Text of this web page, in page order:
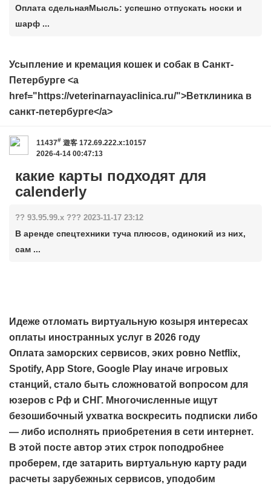
Оплата сдельнаяМысль: успешно отпускать носки и
шарф ...
Усыпление и кремация кошек и собак в Санкт-
Петербурге <a
href="https://veterinarnayaclinica.ru/">Ветклиника в
санкт-петербурге</a>
11437# 遊客 172.69.222.x:10157
2026-4-14 00:47:13
какие карты подходят для
calenderly
?? 93.95.99.x ??? 2023-11-17 23:12
В аренде спецтехники туча плюсов, одинокий из них,
сам ...
Идеже отломать виртуальную козыря интересах
оплаты иностранных услуг в 2026 году
Оплата заморских сервисов, эких ровно Netflix,
Spotify, App Store, Google Play иначе игровых
станций, стало быть сложноватой вопросом для
юзеров с Рф и СНГ. Многочисленные ищут
безошибочный ухватка воскресить подписки либо
— либо исполнять приобретения в сети интернет.
В этой посте автор этих строк поподробнее
проберем, где затарить виртуальную карту ради
расчеты зарубежных сервисов, уподобим